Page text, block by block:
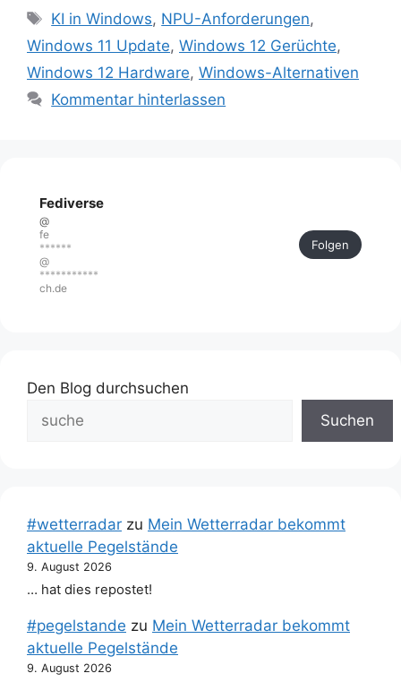
Schlagwörter
KI in Windows, NPU-Anforderungen,
Windows 11 Update, Windows 12 Gerüchte,
Windows 12 Hardware, Windows-Alternativen
Kommentar hinterlassen
Fediverse
@
fe
******
@
***********
ch.de
Folgen
Den Blog durchsuchen
Suchen
#wetterradar zu Mein Wetterradar bekommt
aktuelle Pegelstände
9. August 2026
… hat dies repostet!
#pegelstande zu Mein Wetterradar bekommt
aktuelle Pegelstände
9. August 2026